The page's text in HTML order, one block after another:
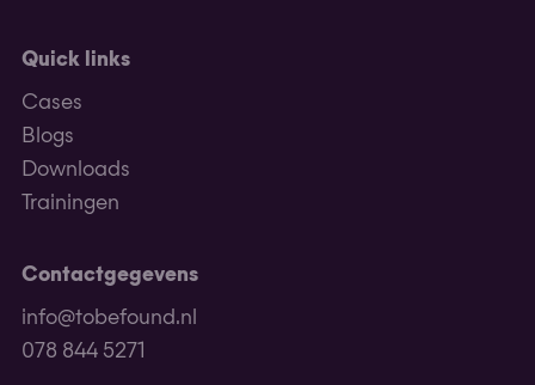
Quick links
Cases
Blogs
Downloads
Trainingen
Contactgegevens
info@tobefound.nl
078 844 5271